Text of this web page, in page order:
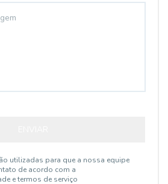
utilizadas para que a nossa equipe
de acordo com a
e termos de serviço